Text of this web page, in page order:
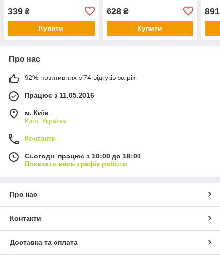
339 ₴
Купити
628₴
Купити
891
Про нас
92% позитивних з 74 відгуків за рік
Працює з 11.05.2016
м. Київ
Київ, Україна
Контакти
Сьогодні працює з 10:00 до 18:00
Показати весь графік роботи
Про нас
Контакти
Доставка та оплата